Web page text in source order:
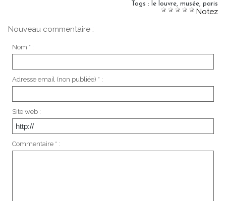
Tags : le louvre, musée, paris
Notez
Nouveau commentaire :
Nom * :
Adresse email (non publiée) * :
Site web :
Commentaire * :